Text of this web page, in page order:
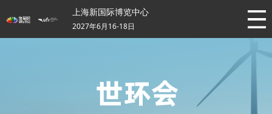
上海新国际博览中心
2027年6月16-18日